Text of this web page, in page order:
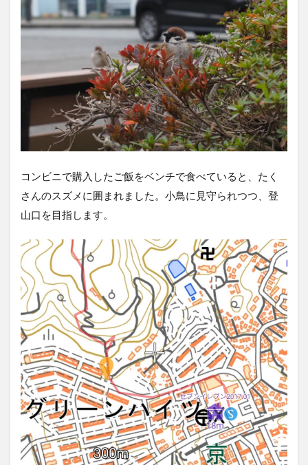
コンビニで購入したご飯をベンチで食べていると、たく
さんのスズメに囲まれました。小鳥に見守られつつ、登
山口を目指します。